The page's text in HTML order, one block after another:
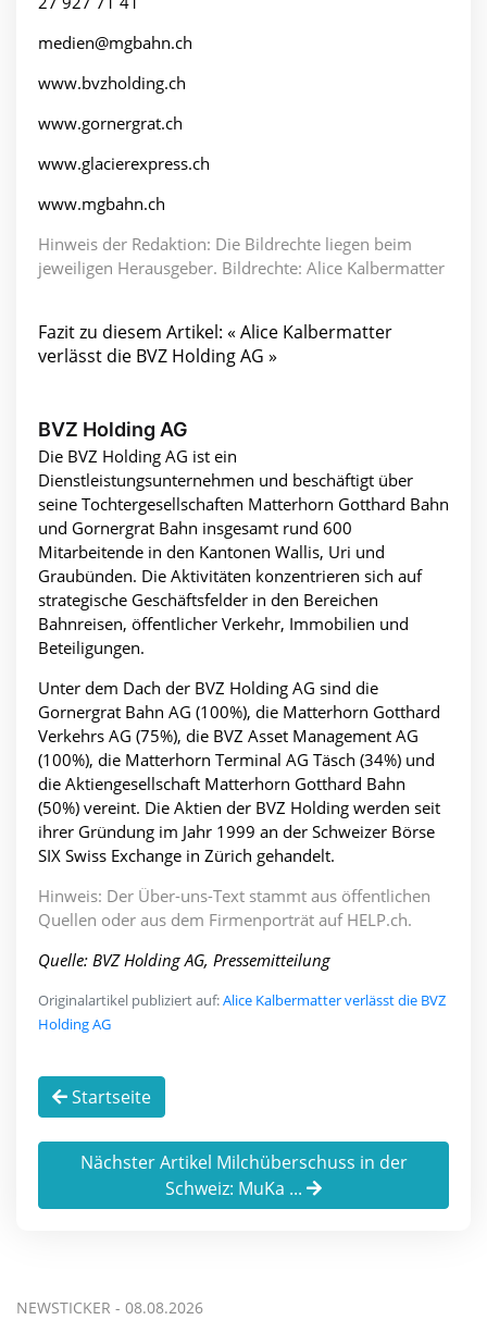
medien@mgbahn.ch
www.bvzholding.ch
www.gornergrat.ch
www.glacierexpress.ch
www.mgbahn.ch
Hinweis der Redaktion: Die Bildrechte liegen beim
jeweiligen Herausgeber. Bildrechte: Alice Kalbermatter
Fazit zu diesem Artikel: « Alice Kalbermatter
verlässt die BVZ Holding AG »
BVZ Holding AG
Die BVZ Holding AG ist ein
Dienstleistungsunternehmen und beschäftigt über
seine Tochtergesellschaften Matterhorn Gotthard Bahn
und Gornergrat Bahn insgesamt rund 600
Mitarbeitende in den Kantonen Wallis, Uri und
Graubünden. Die Aktivitäten konzentrieren sich auf
strategische Geschäftsfelder in den Bereichen
Bahnreisen, öffentlicher Verkehr, Immobilien und
Beteiligungen.
Unter dem Dach der BVZ Holding AG sind die
Gornergrat Bahn AG (100%), die Matterhorn Gotthard
Verkehrs AG (75%), die BVZ Asset Management AG
(100%), die Matterhorn Terminal AG Täsch (34%) und
die Aktiengesellschaft Matterhorn Gotthard Bahn
(50%) vereint. Die Aktien der BVZ Holding werden seit
ihrer Gründung im Jahr 1999 an der Schweizer Börse
SIX Swiss Exchange in Zürich gehandelt.
Hinweis: Der Über-uns-Text stammt aus öffentlichen
Quellen oder aus dem Firmenporträt auf HELP.ch.
Quelle: BVZ Holding AG, Pressemitteilung
Originalartikel publiziert auf:Alice Kalbermatter verlässt die BVZ
Holding AG
Startseite
Nächster Artikel Milchüberschuss in der
Schweiz: MuKa ...
NEWSTICKER - 08.08.2026